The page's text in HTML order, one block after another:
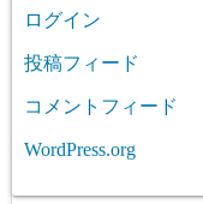
ログイン
投稿フィード
コメントフィード
WordPress.org